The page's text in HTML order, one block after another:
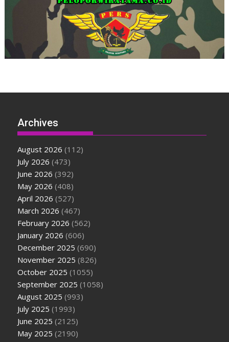
Archives
August 2026 (112)
July 2026 (473)
June 2026 (392)
May 2026 (408)
April 2026 (527)
March 2026 (467)
February 2026 (562)
January 2026 (606)
December 2025 (690)
November 2025 (826)
October 2025 (1055)
September 2025 (1058)
August 2025 (993)
July 2025 (1993)
June 2025 (2125)
May 2025 (2190)